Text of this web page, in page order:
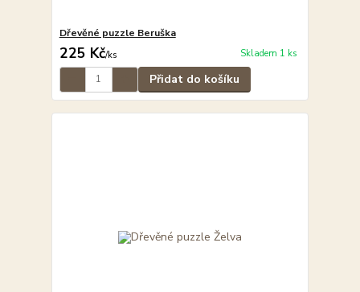
Dřevěné puzzle Beruška
225 Kč/ks Skladem 1 ks
Přidat do košíku